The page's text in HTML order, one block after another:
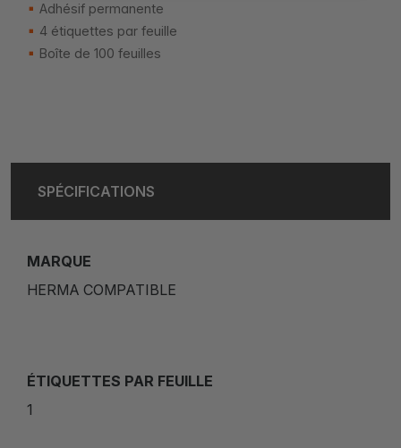
Adhésif permanente
4 étiquettes par feuille
Boîte de 100 feuilles
SPÉCIFICATIONS
MARQUE
HERMA COMPATIBLE
ÉTIQUETTES PAR FEUILLE
1